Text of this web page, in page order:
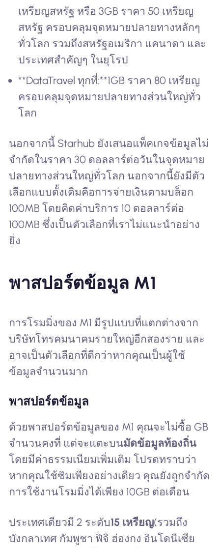
เหรียญสหรัฐ หรือ 3GB ราคา 50 เหรียญ
สหรัฐ ครอบคลุมจุดหมายปลายทางหลักๆ
ทั่วโลก รวมถึงสหรัฐอเมริกา แคนาดา และ
ประเทศสำคัญๆ ในยุโรป
**DataTravel ทุกที่:**1GB ราคา 80 เหรียญ
ครอบคลุมจุดหมายปลายทางส่วนใหญ่ทั่ว
โลก
นอกจากนี้ Starhub ยังเสนอแพ็คเกจข้อมูลไม่
จำกัดในราคา 30 ดอลลาร์ต่อวันในจุดหมาย
ปลายทางส่วนใหญ่ทั่วโลก นอกจากนี้ยังมีตัว
เลือกแบบดั้งเดิมคือการจ่ายเงินตามบล็อก
100MB โดยคิดค่าบริการ 10 ดอลลาร์ต่อ
100MB ซึ่งเป็นตัวเลือกที่เราไม่แนะนำอย่าง
ยิ่ง
พาสปอร์ตข้อมูล M1
การโรมมิ่งของ M1 มีรูปแบบที่แตกต่างจาก
บริษัทโทรคมนาคมรายใหญ่อีกสองราย และ
อาจเป็นตัวเลือกที่ดีกว่าหากคุณเป็นผู้ใช้
ข้อมูลจำนวนมาก
พาสปอร์ตข้อมูล
ด้วยพาสปอร์ตข้อมูลของ M1 คุณจะไม่ซื้อ GB
จำนวนคงที่ แต่จะแตะบนมัดข้อมูลท้องถิ่น
โดยมีค่าธรรมเนียมเพิ่มเติม โปรดทราบว่า
หากคุณใช้ซิมเพียงอย่างเดียว คุณยังถูกจำกัด
การใช้งานโรมมิ่งได้เพียง 10GB ต่อเดือน
ประเทศเดียวมี 2 ระดับ15 เหรียญ(รวมถึง
บังกลาเทศ กัมพูชา ฟิจิ ฮ่องกง อินโดนีเซีย